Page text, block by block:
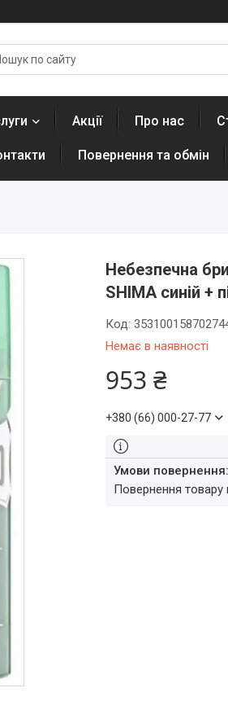
Акції Про нас
Повернення та обмін
Небезпечна
SHIMA синій +
Немає в наявності
Код:
953 ₴
+380 (66) 000-27-77
повернення